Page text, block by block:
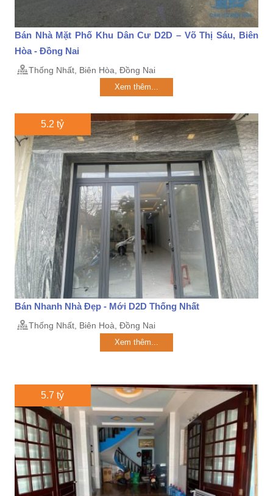
Bán Nhà Mặt Phố Khu Dân Cư D2D – Võ Thị Sáu, Biên
Hòa - Đồng Nai
Thống Nhất, Biên Hòa, Đồng Nai
Xem thêm...
5.2 tỷ
Bán Nhanh Nhà Đẹp - Mới D2D Thống Nhất
Thống Nhất, Biên Hoà, Đồng Nai
Xem thêm...
5.7 tỷ